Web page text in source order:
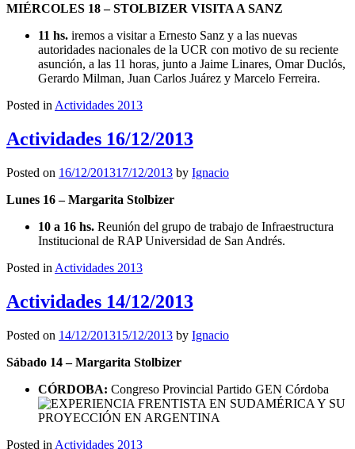
MIÉRCOLES 18 – STOLBIZER VISITA A SANZ
11 hs. iremos a visitar a Ernesto Sanz y a las nuevas
autoridades nacionales de la UCR con motivo de su reciente
asunción, a las 11 horas, junto a Jaime Linares, Omar Duclós,
Gerardo Milman, Juan Carlos Juárez y Marcelo Ferreira.
Posted inActividades 2013
Actividades 16/12/2013
Posted on 16/12/201317/12/2013 by Ignacio
Lunes 16 – Margarita Stolbizer
10 a 16 hs. Reunión del grupo de trabajo de Infraestructura
Institucional de RAP Universidad de San Andrés.
Posted in Actividades 2013
Actividades 14/12/2013
Posted on 14/12/201315/12/2013 by Ignacio
Sábado 14 – Margarita Stolbizer
CÓRDOBA: Congreso Provincial Partido GEN Córdoba
Posted in Actividades 2013